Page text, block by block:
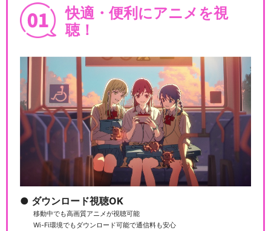
快適・便利にアニメを視
聴！
ダウンロード視聴OK
移動中でも高画質アニメが視聴可能
Wi-Fi環境でもダウンロード可能で通信料も安心